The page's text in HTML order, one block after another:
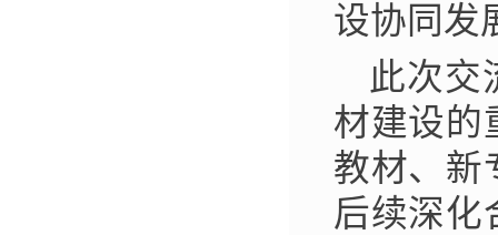
设协同发
此次交
材建设的
教材、新
后续深化